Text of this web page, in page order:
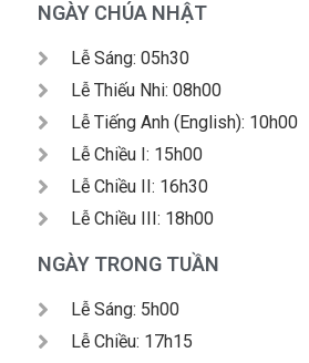
NGÀY CHÚA NHẬT
Lễ Sáng: 05h30
Lễ Thiếu Nhi: 08h00
Lễ Tiếng Anh (English): 10h00
Lễ Chiều I: 15h00
Lễ Chiều II: 16h30
Lễ Chiều III: 18h00
NGÀY TRONG TUẦN
Lễ Sáng: 5h00
Lễ Chiều: 17h15